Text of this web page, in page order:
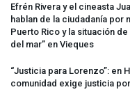
Efrén Rivera y el cineasta
hablan de la ciudadanía por
Puerto Rico y la situación
del mar” en Vieques
“Justicia para Lorenzo”: en
comunidad exige justicia